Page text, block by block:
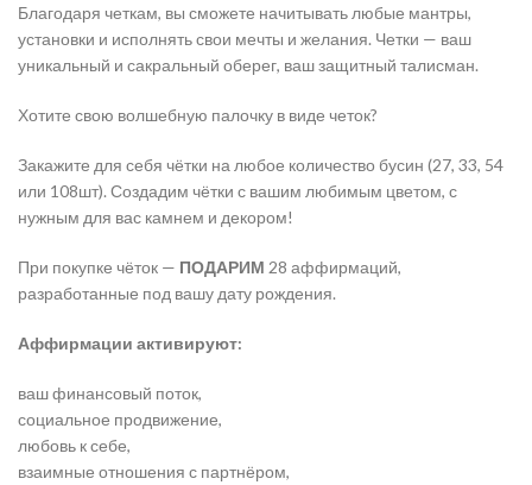
Благодаря четкам, вы сможете начитывать любые мантры,
установки и исполнять свои мечты и желания. Четки — ваш
уникальный и сакральный оберег, ваш защитный талисман.
Хотите свою волшебную палочку в виде четок?
Закажите для себя чётки на любое количество бусин (27, 33, 54
или 108шт). Создадим чётки с вашим любимым цветом, с
нужным для вас камнем и декором!
При покупке чёток — ПОДАРИМ 28 аффирмаций,
разработанные под вашу дату рождения.
Аффирмации активируют:
ваш финансовый поток,
социальное продвижение,
любовь к себе,
взаимные отношения с партнёром,